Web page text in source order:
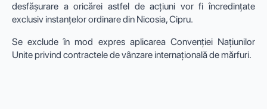
desfășurare a oricărei astfel de acțiuni vor fi încredințate
exclusiv instanțelor ordinare din Nicosia, Cipru.
Se exclude în mod expres aplicarea Convenției Națiunilor
Unite privind contractele de vânzare internațională de mărfuri.